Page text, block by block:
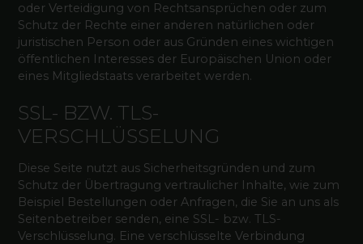
oder Verteidigung von Rechtsansprüchen oder zum
Schutz der Rechte einer anderen natürlichen oder
juristischen Person oder aus Gründen eines wichtigen
öffentlichen Interesses der Europäischen Union oder
eines Mitgliedstaats verarbeitet werden.
SSL- BZW. TLS-
VERSCHLÜSSELUNG
Diese Seite nutzt aus Sicherheitsgründen und zum
Schutz der Übertragung vertraulicher Inhalte, wie zum
Beispiel Bestellungen oder Anfragen, die Sie an uns als
Seitenbetreiber senden, eine SSL- bzw. TLS-
Verschlüsselung. Eine verschlüsselte Verbindung